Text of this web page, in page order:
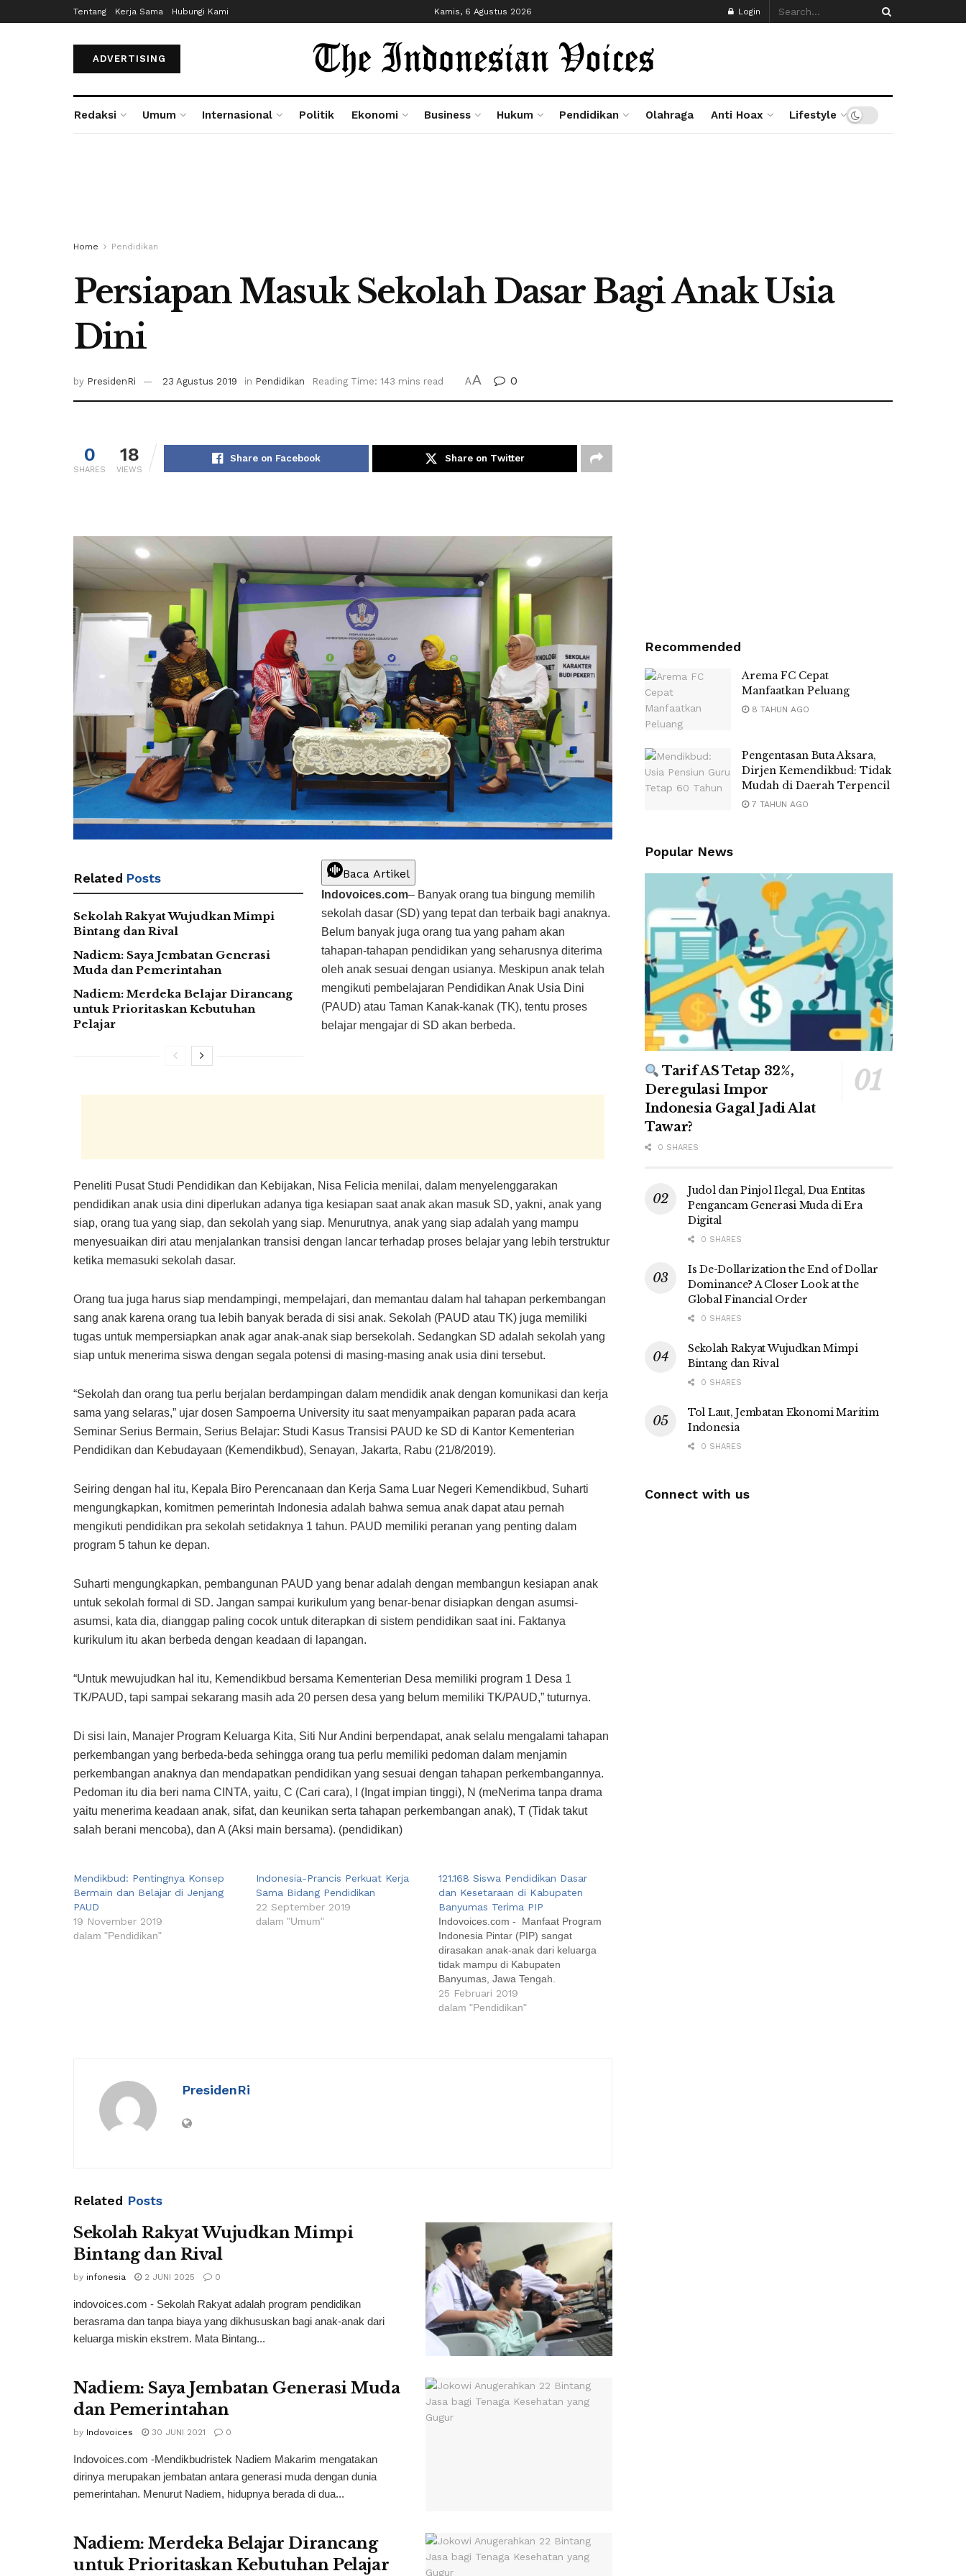
Tentang Kerja Sama Hubungi Kami Kamis, 6 Agustus 2026 Login
ADVERTISING
Redaksi Umum Internasional Politik Ekonomi Business Hukum Pendidikan Olahraga Anti Hoax Lifestyle
Home Pendidikan
Persiapan Masuk Sekolah Dasar Bagi Anak Usia
Dini
by PresidenRi 23 Agustus 2019 in Pendidikan Reading Time: 143 mins read AA 0
0
SHARES
18
VIEWS
Share on Facebook Share on Twitter
Related Posts
Sekolah Rakyat Wujudkan Mimpi
Bintang dan Rival
Nadiem: Saya Jembatan Generasi
Muda dan Pemerintahan
Nadiem: Merdeka Belajar Dirancang
untuk Prioritaskan Kebutuhan
Pelajar
Baca Artikel
Indovoices.com– Banyak orang tua bingung memilih
sekolah dasar (SD) yang tepat dan terbaik bagi anaknya.
Belum banyak juga orang tua yang paham akan
tahapan-tahapan pendidikan yang seharusnya diterima
oleh anak sesuai dengan usianya. Meskipun anak telah
mengikuti pembelajaran Pendidikan Anak Usia Dini
(PAUD) atau Taman Kanak-kanak (TK), tentu proses
belajar mengajar di SD akan berbeda.
Peneliti Pusat Studi Pendidikan dan Kebijakan, Nisa Felicia menilai, dalam menyelenggarakan
pendidikan anak usia dini diperlukan adanya tiga kesiapan saat anak akan masuk SD, yakni, anak yang
siap, orang tua yang siap, dan sekolah yang siap. Menurutnya, anak yang siap adalah yang mampu
menyesuaikan diri atau menjalankan transisi dengan lancar terhadap proses belajar yang lebih terstruktur
ketika memasuki sekolah dasar.
Orang tua juga harus siap mendampingi, mempelajari, dan memantau dalam hal tahapan perkembangan
sang anak karena orang tua lebih banyak berada di sisi anak. Sekolah (PAUD atau TK) juga memiliki
tugas untuk mempersiapkan anak agar anak-anak siap bersekolah. Sedangkan SD adalah sekolah yang
siap untuk menerima siswa dengan segala potensi di masing-masing anak usia dini tersebut.
“Sekolah dan orang tua perlu berjalan berdampingan dalam mendidik anak dengan komunikasi dan kerja
sama yang selaras,” ujar dosen Sampoerna University itu saat menyampaikan paparan pada acara
Seminar Serius Bermain, Serius Belajar: Studi Kasus Transisi PAUD ke SD di Kantor Kementerian
Pendidikan dan Kebudayaan (Kemendikbud), Senayan, Jakarta, Rabu (21/8/2019).
Seiring dengan hal itu, Kepala Biro Perencanaan dan Kerja Sama Luar Negeri Kemendikbud, Suharti
mengungkapkan, komitmen pemerintah Indonesia adalah bahwa semua anak dapat atau pernah
mengikuti pendidikan pra sekolah setidaknya 1 tahun. PAUD memiliki peranan yang penting dalam
program 5 tahun ke depan.
Suharti mengungkapkan, pembangunan PAUD yang benar adalah dengan membangun kesiapan anak
untuk sekolah formal di SD. Jangan sampai kurikulum yang benar-benar disiapkan dengan asumsi-
asumsi, kata dia, dianggap paling cocok untuk diterapkan di sistem pendidikan saat ini. Faktanya
kurikulum itu akan berbeda dengan keadaan di lapangan.
“Untuk mewujudkan hal itu, Kemendikbud bersama Kementerian Desa memiliki program 1 Desa 1
TK/PAUD, tapi sampai sekarang masih ada 20 persen desa yang belum memiliki TK/PAUD,” tuturnya.
Di sisi lain, Manajer Program Keluarga Kita, Siti Nur Andini berpendapat, anak selalu mengalami tahapan
perkembangan yang berbeda-beda sehingga orang tua perlu memiliki pedoman dalam menjamin
perkembangan anaknya dan mendapatkan pendidikan yang sesuai dengan tahapan perkembangannya.
Pedoman itu dia beri nama CINTA, yaitu, C (Cari cara), I (Ingat impian tinggi), N (meNerima tanpa drama
yaitu menerima keadaan anak, sifat, dan keunikan serta tahapan perkembangan anak), T (Tidak takut
salah berani mencoba), dan A (Aksi main bersama). (pendidikan)
Mendikbud: Pentingnya Konsep
Bermain dan Belajar di Jenjang
PAUD
19 November 2019
dalam "Pendidikan"
Indonesia-Prancis Perkuat Kerja
Sama Bidang Pendidikan
22 September 2019
dalam "Umum"
121.168 Siswa Pendidikan Dasar
dan Kesetaraan di Kabupaten
Banyumas Terima PIP
Indovoices.com - Manfaat Program
Indonesia Pintar (PIP) sangat
dirasakan anak-anak dari keluarga
tidak mampu di Kabupaten
Banyumas, Jawa Tengah.
Berdasarkan data Dinas Pendidikan
Kabupaten Banyumas per tanggal
25 Februari 2019
dalam "Pendidikan"
PresidenRi
Related Posts
Sekolah Rakyat Wujudkan Mimpi
Bintang dan Rival
by infonesia 2 JUNI 2025 0
indovoices.com - Sekolah Rakyat adalah program pendidikan
berasrama dan tanpa biaya yang dikhususkan bagi anak-anak dari
keluarga miskin ekstrem. Mata Bintang...
Nadiem: Saya Jembatan Generasi Muda
dan Pemerintahan
by Indovoices 30 JUNI 2021 0
Indovoices.com -Mendikbudristek Nadiem Makarim mengatakan
dirinya merupakan jembatan antara generasi muda dengan dunia
pemerintahan. Menurut Nadiem, hidupnya berada di dua...
Nadiem: Merdeka Belajar Dirancang
untuk Prioritaskan Kebutuhan Pelajar
Recommended
Arema FC Cepat
Manfaatkan Peluang
8 TAHUN AGO
Pengentasan Buta Aksara,
Dirjen Kemendikbud: Tidak
Mudah di Daerah Terpencil
7 TAHUN AGO
Popular News
Tarif AS Tetap 32%,
Deregulasi Impor
Indonesia Gagal Jadi Alat
Tawar?
0 SHARES
Judol dan Pinjol Ilegal, Dua Entitas
Pengancam Generasi Muda di Era
Digital
0 SHARES
Is De-Dollarization the End of Dollar
Dominance? A Closer Look at the
Global Financial Order
0 SHARES
Sekolah Rakyat Wujudkan Mimpi
Bintang dan Rival
0 SHARES
Tol Laut, Jembatan Ekonomi Maritim
Indonesia
0 SHARES
Connect with us